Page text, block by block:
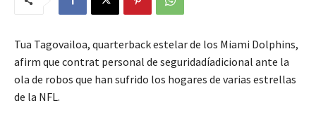
Tua Tagovailoa, quarterback estelar de los Miami Dolphins,
afirm que contrat personal de seguridadíadicional ante la
ola de robos que han sufrido los hogares de varias estrellas
de la NFL.